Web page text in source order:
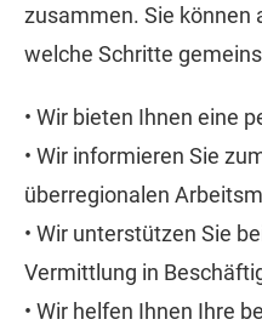
zusammen. Sie können
welche Schritte
• Wir bieten Ihnen eine
• Wir informieren Sie
überregionalen
• Wir unterstützen Sie
Vermittlung in
• Wir helfen Ihnen Ihre